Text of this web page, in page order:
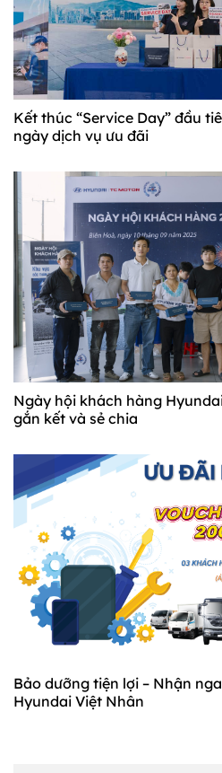
Kết thúc “Service Day” đầu
ngày dịch vụ ưu đãi
Ngày hội khách hàng
gắn kết và sẻ chia
Bảo dưỡng tiện lợi – Nhận
Hyundai Việt Nhân